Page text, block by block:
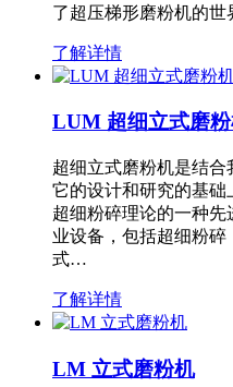
了超压梯形磨粉机的
了解详情
LUM 超细立式磨
超细立式磨粉机是结合
它的设计和研究的基础
超细粉碎理论的一种
业设备，包括超细粉
式…
了解详情
LM 立式磨粉机